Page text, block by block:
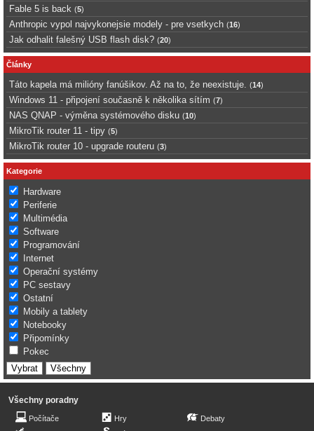
Fable 5 is back (5)
Anthropic vypol najvykonejsie modely - pre vsetkych (16)
Jak odhalit falešný USB flash disk? (20)
Články
Táto kapela má milióny fanúšikov. Až na to, že neexistuje. (14)
Windows 11 - připojení současně k několika sítím (7)
NAS QNAP - výměna systémového disku (10)
MikroTik router 11 - tipy (5)
MikroTik router 10 - upgrade routeru (3)
Kategorie
Hardware
Periferie
Multimédia
Software
Programování
Internet
Operační systémy
PC sestavy
Ostatní
Mobily a tablety
Notebooky
Připomínky
Pokec
Všechny poradny
Počítače
Hry
Debaty